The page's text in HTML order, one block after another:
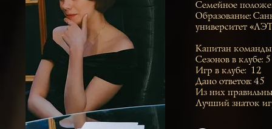
Семейное
Образование:
университет
Капитан команды
Сезонов в клубе: 5
Игр в клубе: 12
Дано ответов: 45
Из них
Лучший знаток